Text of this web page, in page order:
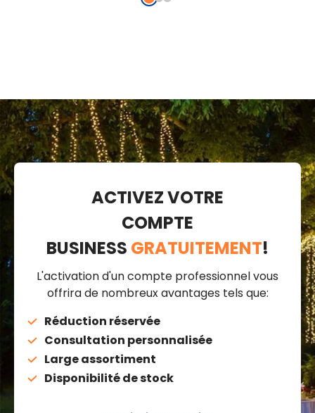
ACTIVEZ VOTRE
COMPTE
BUSINESS GRATUITEMENT!
L'activation d'un compte professionnel vous
offrira de nombreux avantages tels que:
Réduction réservée
Consultation personnalisée
Large assortiment
Disponibilité de stock